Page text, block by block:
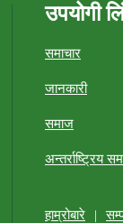
उपयोगी
समाचार
जानकारी
समाज
अन्तर्राष्ट्रिय
हाम्रोबारे |